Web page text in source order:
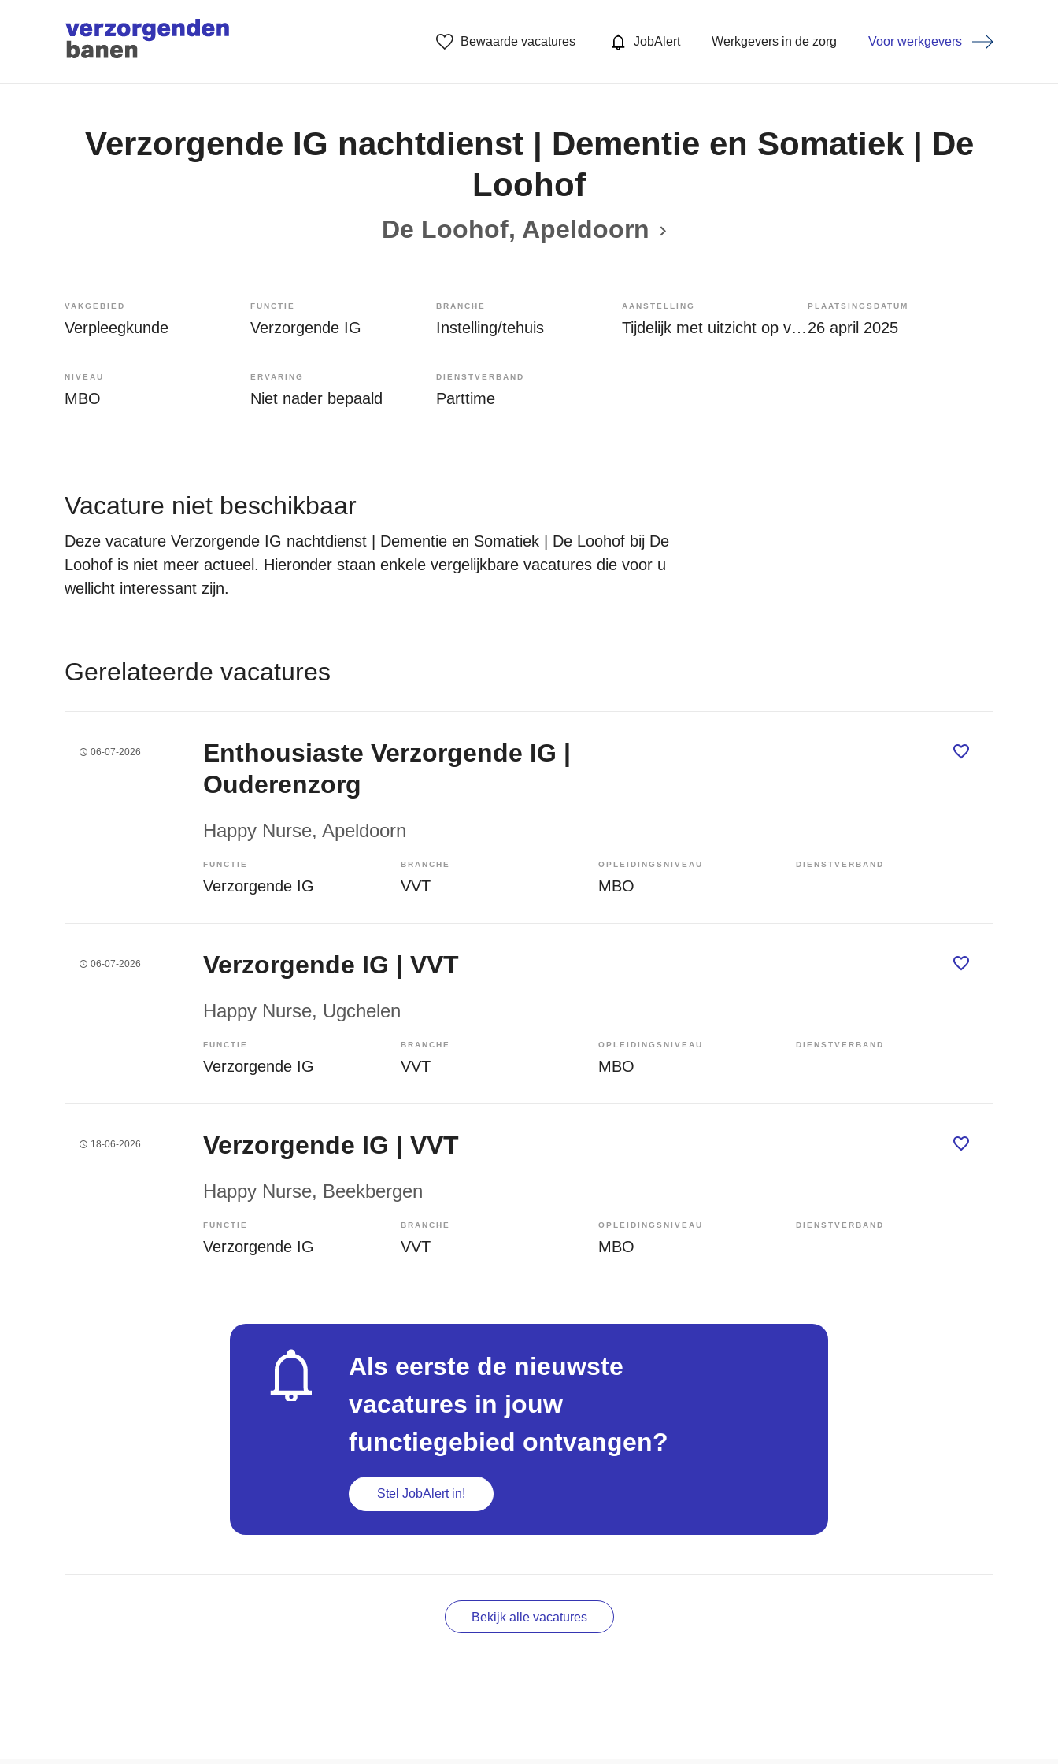
Bewaarde vacatures JobAlert Werkgevers in de zorg Voor werkgevers
Verzorgende IG nachtdienst | Dementie en Somatiek | De
Loohof
De Loohof, Apeldoorn
VAKGEBIED
Verpleegkunde
FUNCTIE
Verzorgende IG
BRANCHE
Instelling/tehuis
AANSTELLING
Tijdelijk met uitzicht op vast
PLAATSINGSDATUM
26 april 2025
NIVEAU
MBO
ERVARING
Niet nader bepaald
DIENSTVERBAND
Parttime
Vacature niet beschikbaar
Deze vacature Verzorgende IG nachtdienst | Dementie en Somatiek | De Loohof bij De
Loohof is niet meer actueel. Hieronder staan enkele vergelijkbare vacatures die voor u
wellicht interessant zijn.
Gerelateerde vacatures
06-07-2026
Enthousiaste Verzorgende IG |
Ouderenzorg
Happy Nurse, Apeldoorn
FUNCTIE
Verzorgende IG
BRANCHE
VVT
OPLEIDINGSNIVEAU
MBO
DIENSTVERBAND
06-07-2026 Verzorgende IG | VVT
Happy Nurse, Ugchelen
FUNCTIE
Verzorgende IG
BRANCHE
VVT
OPLEIDINGSNIVEAU
MBO
DIENSTVERBAND
18-06-2026 Verzorgende IG | VVT
Happy Nurse, Beekbergen
FUNCTIE
Verzorgende IG
BRANCHE
VVT
OPLEIDINGSNIVEAU
MBO
DIENSTVERBAND
Als eerste de nieuwste
vacatures in jouw
functiegebied ontvangen?
Stel JobAlert in!
Bekijk alle vacatures